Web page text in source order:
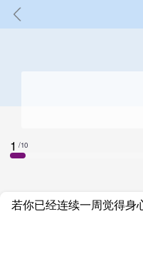
1 /10
若你已经连续一周觉得身